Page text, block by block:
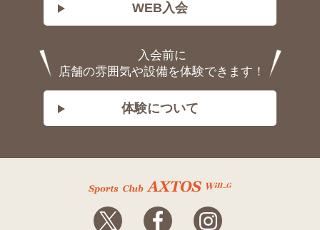
WEB入会
入会前に
店舗の雰囲気や設備を体験できます！
体験について